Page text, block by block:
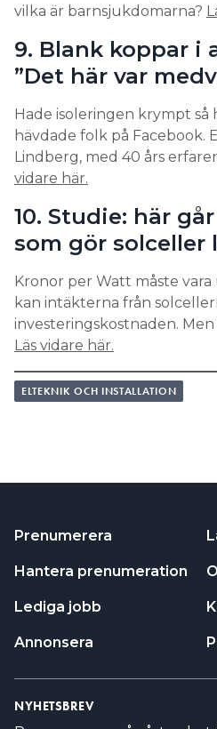
vilka är barnsjukdomarna?
9. Blank koppar i
”Det här var
Hade isoleringen krympt så
hävdade folk på Facebook.
Lindberg, med 40 års
vidare här.
10. Studie: här
som gör solceller
Kronor per Watt måste vara
kan intäkterna från
investeringskostnaden.
Läs vidare här.
ELTEKNIK OCH INSTALLATION
Prenumerera
Hantera prenumeration
Lediga jobb
Annonsera
NYHETSBREV